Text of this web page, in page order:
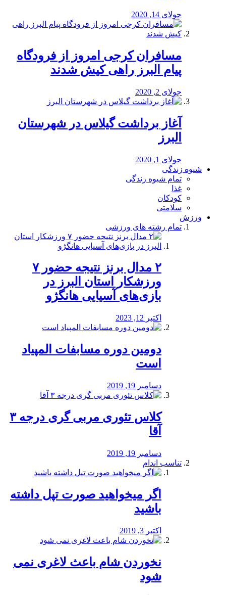
جولای 14, 2020
مسافران کرجی امروز از فرودگاه
پیام البرز راهی کیش شدند
جولای 2, 2020
آغاز برداشت گیلاس در شهرستان
البرز
جولای 1, 2020
شیوه زندگی
تمام شیوه زندگی
غذا
کودکان
سلامتی
ورزش
تمام رشته های ورزشی
۲ مدال برنز نتیجه حضور ۷
ورزشکار استان البرز در
بازی‌های آسیایی هانگژو
اکتبر 12, 2023
دومین دوره مسابفات المپیاد
است
دسامبر 19, 2019
کلاس تئوری مربی گری درجه ۳
آقا
دسامبر 19, 2019
تناسب اندام
اگر میخواهید صورت تپل داشته
باشید
اکتبر 3, 2019
نخوردن شام باعث لاغری نمی
‌شود